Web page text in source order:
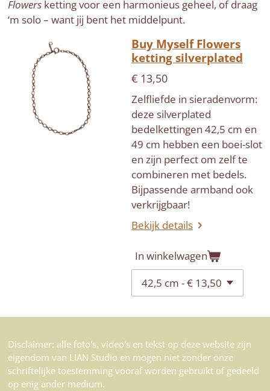
Flowersketting voor een harmonieus geheel, of draag
‘m solo – want jij bent het middelpunt.
Buy Myself Flowers
ketting silverplated
€ 13,50
Zelfliefde in sieradenvorm:
deze silverplated
bedelkettingen 42,5 cm en
49 cm hebben een boei-slot
en zijn perfect om zelf te
combineren met bedels.
Bijpassende armband ook
verkrijgbaar!
Bekijk details
In winkelwagen
Disclaimer: alle foto's, video's en tekst op deze website zijn
eigendom van LIAN Studio en mogen niet zonder onze
schriftelijke toestemming vooraf worden gebruikt of gedeeld
op enig ander medium.